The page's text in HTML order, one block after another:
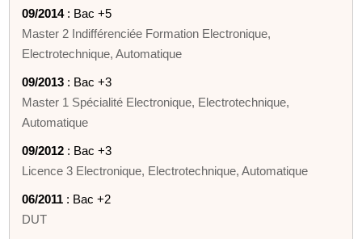
09/2014: Bac +5
Master 2 Indifférenciée Formation Electronique,
Electrotechnique, Automatique
09/2013 : Bac +3
Master 1 Spécialité Electronique, Electrotechnique,
Automatique
09/2012 : Bac +3
Licence 3 Electronique, Electrotechnique, Automatique
06/2011 : Bac +2
DUT